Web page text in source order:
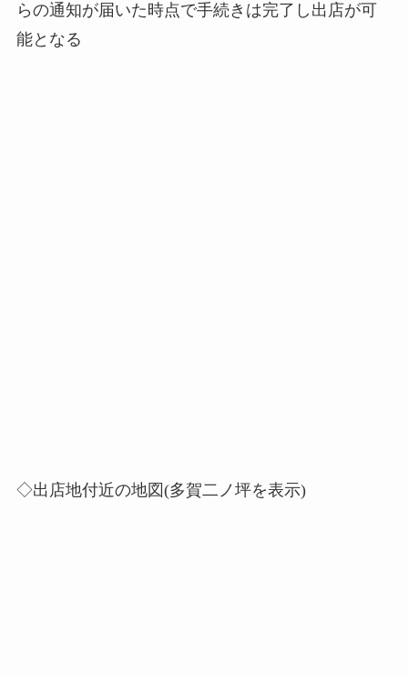
らの通知が届いた時点で手続きは完了し出店が可
能となる
◇出店地付近の地図(多賀二ノ坪を表示)